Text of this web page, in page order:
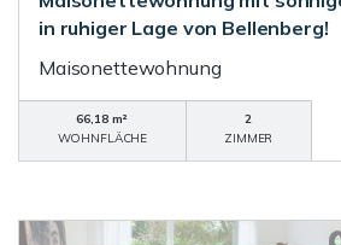
in ruhiger Lage von Bellenberg!
Maisonettewohnung
66,18 m²
WOHNFLÄCHE
2
ZIMMER